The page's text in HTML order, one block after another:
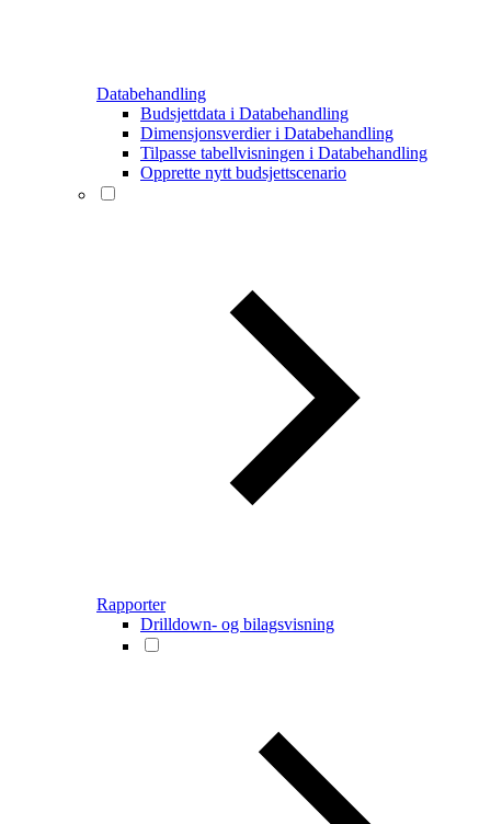
Databehandling
Budsjettdata i Databehandling
Dimensjonsverdier i Databehandling
Tilpasse tabellvisningen i Databehandling
Opprette nytt budsjettscenario
Rapporter
Drilldown- og bilagsvisning